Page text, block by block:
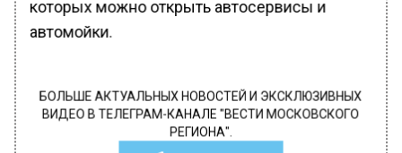
которых можно открыть автосервисы и
автомойки.
БОЛЬШЕ АКТУАЛЬНЫХ НОВОСТЕЙ И ЭКСКЛЮЗИВНЫХ
ВИДЕО В ТЕЛЕГРАМ-КАНАЛЕ "ВЕСТИ МОСКОВСКОГО
РЕГИОНА".